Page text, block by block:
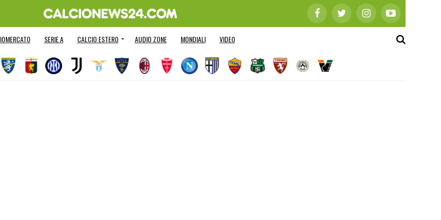
SERIE A CALCIO ESTERO AUDIO ZONE MONDIALI VIDEO